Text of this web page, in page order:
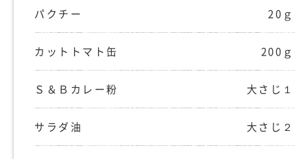
パクチー 20ｇ
カットトマト缶 200ｇ
Ｓ＆Ｂカレー粉 大さじ１
サラダ油 大さじ２